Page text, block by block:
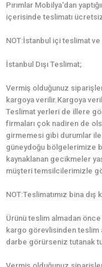
Pırımlar Mobilya‘dan
içerisinde teslimatı
NOT:İstanbul içi teslimat
İstanbul Dışı Teslimat;
Vermiş olduğunuz
kargoya verilir.Kargoya
Teslimat yerleri de illere
firmaları çok nadiren de
girmemesi gibi durumlar
güneydoğu bölgelerimize
kaynaklanan gecikmeler
müşteri temsilcilerimizle
NOT:Teslimatımız bina dış
Ürünü teslim almadan
kargo görevlisinden teslim
darbe görürseniz tutanak